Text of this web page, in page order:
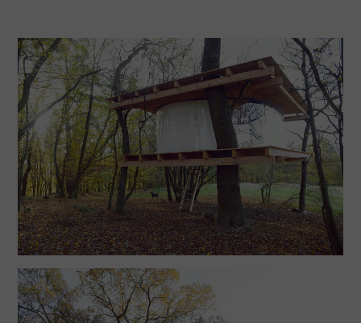
soukromém pozemku – pastvě pro ovce – nedaleko
Prahy. Jde o dvě dřevěné platformy, které jsou
zavěšeny nezávisle na sobě. Strop nese svěšený
dřevěný prstenec, na němž visí transparentní plášť.
Druhý, vodicí prstenec je připevněn k podlaze. Do
objektu se vstupuje po padacích schodech.
Objekt vznikl na základě jednoduché skici a
zaměření stromů. Finální podoba tedy byla z velké
části určena až přímo při stavbě. Dům může po
dohodě navštívit kdokoli. Důležitou součástí
projektu je úvaha o pořádání pravidelného
workshopu či happeningu – jednou či dvakrát ročně
by mělo proběhnout setkání, kdy by se sešli všichni